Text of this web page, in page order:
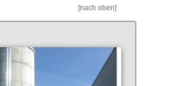
[nach oben]